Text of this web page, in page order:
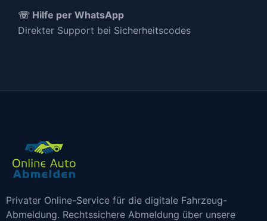
☏ Hilfe per WhatsApp
Direkter Support bei Sicherheitscodes
Privater Online-Service für die digitale Fahrzeug-
Abmeldung. Rechtssichere Abmeldung über unsere